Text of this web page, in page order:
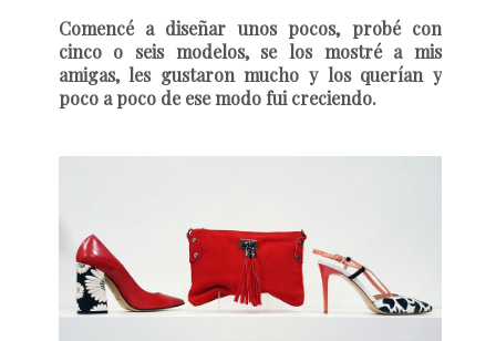
Comencé a diseñar unos pocos, probé con
cinco o seis modelos, se los mostré a mis
amigas, les gustaron mucho y los querían y
poco a poco de ese modo fui creciendo.